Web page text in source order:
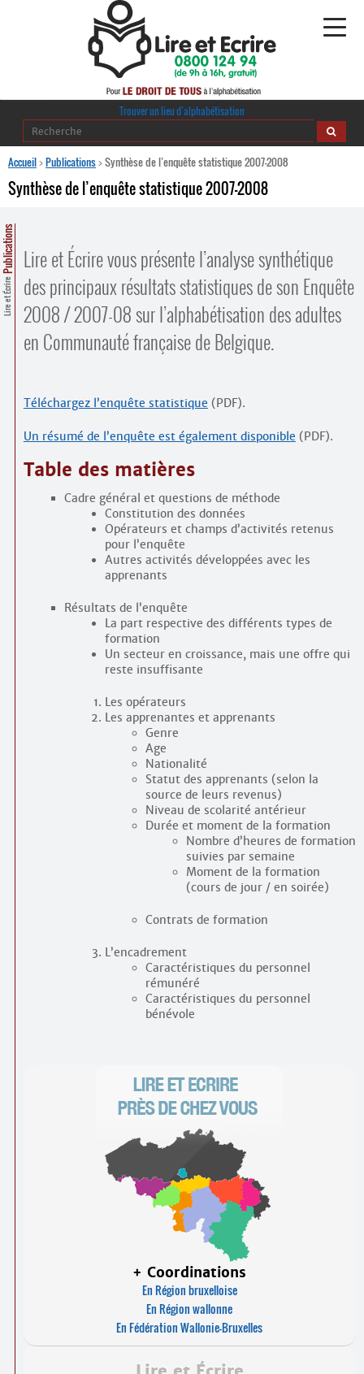
Alphabétisation
Regards croisés
Publications
Ressources pédagogiques
Bienvenue en Belgique
Espace presse
Trouver un lieu d’alphabétisation
Trouver un lieu d’alphabétisation
Accueil>Publications>Synthèse de l’enquête statistique 2007-2008
Synthèse de l’enquête statistique 2007-2008
Lire et Écrire
Publications Lire et Écrire vous présente l’analyse synthétique
des principaux résultats statistiques de son Enquête
2008 / 2007-08 sur l’alphabétisation des adultes
en Communauté française de Belgique.
Téléchargez l’enquête statistique (PDF).
Un résumé de l’enquête est également disponible (PDF).
Table des matières
Cadre général et questions de méthode
Constitution des données
Opérateurs et champs d’activités retenus
pour l’enquête
Autres activités développées avec les
apprenants
Résultats de l’enquête
La part respective des différents types de
formation
Un secteur en croissance, mais une offre qui
reste insuffisante
Les opérateurs
Les apprenantes et apprenants
Genre
Age
Nationalité
Statut des apprenants (selon la
source de leurs revenus)
Niveau de scolarité antérieur
Durée et moment de la formation
Nombre d’heures de formation
suivies par semaine
Moment de la formation
(cours de jour / en soirée)
Contrats de formation
L’encadrement
Caractéristiques du personnel
rémunéré
Caractéristiques du personnel
bénévole
+ Coordinations
En Région bruxelloise
En Région wallonne
En Fédération Wallonie-Bruxelles